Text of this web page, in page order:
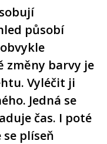
působí
změny barvy je
Vyléčit ji
Jedná se
čas. I poté
se plíseň